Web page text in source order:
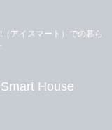
アイスマート）での暮ら
House